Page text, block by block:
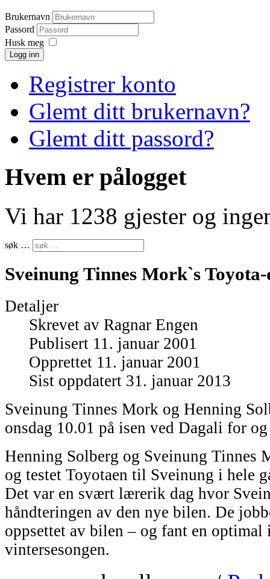
Brukernavn
Passord
Husk meg
Logg inn
Registrer konto
Glemt ditt brukernavn?
Glemt ditt passord?
Hvem er pålogget
Vi har 1238 gjester og
søk …
Sveinung Tinnes Mork`s
Detaljer
Skrevet av Ragnar Engen
Publisert 11. januar 2001
Opprettet 11. januar 2001
Sist oppdatert 31. januar 2013
Sveinung Tinnes Mork og Henning
onsdag 10.01 på isen ved Dagali for
Henning Solberg og Sveinung Tinnes
og testet Toyotaen til Sveinung i hele
Det var en svært lærerik dag hvor
håndteringen av den nye bilen. De
oppsettet av bilen – og fant en
vintersesongen.